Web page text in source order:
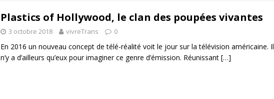
Plastics of Hollywood, le clan des poupées vivantes
3 octobre 2018 vivreTrans 0
En 2016 un nouveau concept de télé-réalité voit le jour sur la télévision américaine. Il
n’y a d’ailleurs qu’eux pour imaginer ce genre d’émission. Réunissant […]